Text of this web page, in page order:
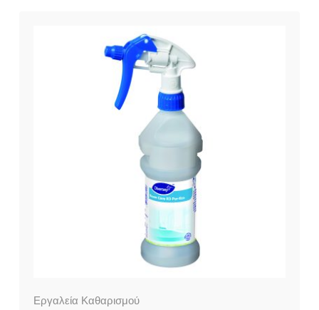
Εργαλεία Καθαρισμού